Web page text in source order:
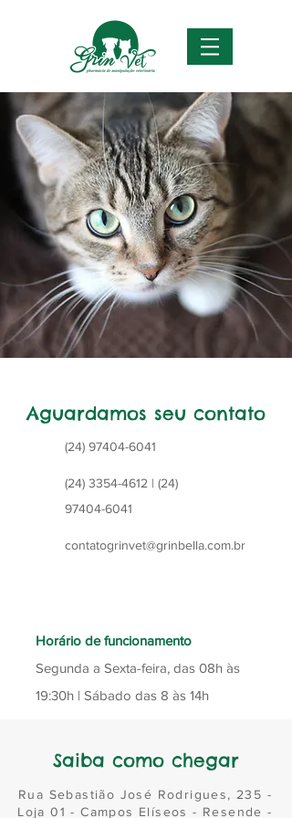
Aguardamos seu contato
(24) 97404-6041
(24) 3354-4612 | (24)
97404-6041
contatogrinvet@grinbella.com.br
Horário de funcionamento
Segunda a Sexta-feira, das 08h às
19:30h | Sábado das 8 às 14h
Saiba como chegar
Rua Sebastião José Rodrigues, 235 -
Loja 01 -Campos Elíseos - Resende -